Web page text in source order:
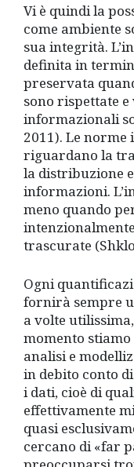
Vi è quindi la
come ambiente
sua integrità.
definita in
preservata
sono rispettate
informazionali
2011). Le
riguardano la
la distribuzione
informazioni.
meno quando
trascurate
Ogni
fornirà sempre
a volte
momento stiamo
analisi e
in debito conto
i dati, cioè di
effettivamente
quasi
cercano di «far